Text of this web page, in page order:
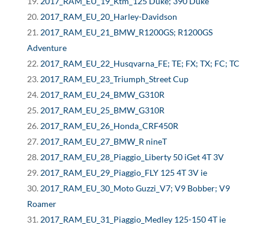
2017_RAM_EU_20_Harley-Davidson
2017_RAM_EU_21_BMW_R1200GS; R1200GS
Adventure
2017_RAM_EU_22_Husqvarna_FE; TE; FX; TX; FC; TC
2017_RAM_EU_23_Triumph_Street Cup
2017_RAM_EU_24_BMW_G310R
2017_RAM_EU_25_BMW_G310R
2017_RAM_EU_26_Honda_CRF450R
2017_RAM_EU_27_BMW_R nineT
2017_RAM_EU_28_Piaggio_Liberty 50 iGet 4T 3V
2017_RAM_EU_29_Piaggio_FLY 125 4T 3V ie
2017_RAM_EU_30_Moto Guzzi_V7; V9 Bobber; V9
Roamer
2017_RAM_EU_31_Piaggio_Medley 125-150 4T ie